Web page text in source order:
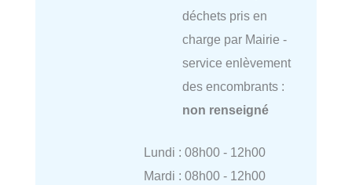
déchets pris en
charge par Mairie -
service enlèvement
des encombrants :
non renseigné
Lundi : 08h00 - 12h00
Mardi : 08h00 - 12h00